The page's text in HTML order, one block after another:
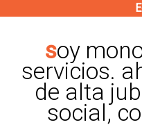
contenido
principal
soy monotributista de
servicios.
de alta
social,